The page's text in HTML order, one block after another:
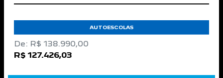
AUTOESCOLAS
De: R$ 138.990,00
R$ 127.426,03